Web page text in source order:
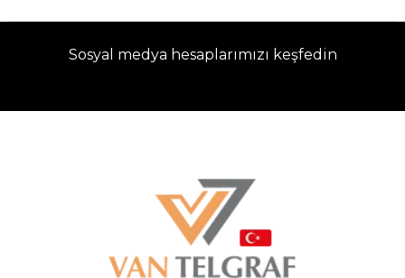
Sosyal medya hesaplarımızı keşfedin